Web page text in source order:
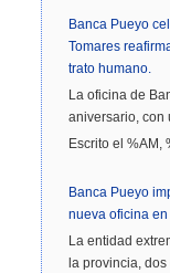
Banca Pueyo
Tomares
trato humano.
La oficina de
aniversario,
Escrito el %AM,
Banca Pueyo
nueva oficina
La entidad
la provincia,